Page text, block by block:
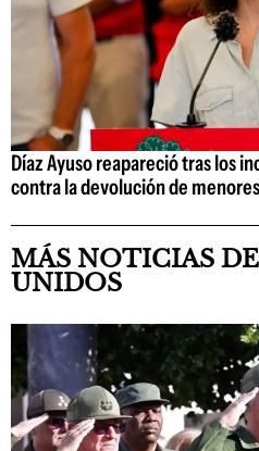
Díaz Ayuso reapareció tras los
contra la devolución de
MÁS NOTICIAS
UNIDOS